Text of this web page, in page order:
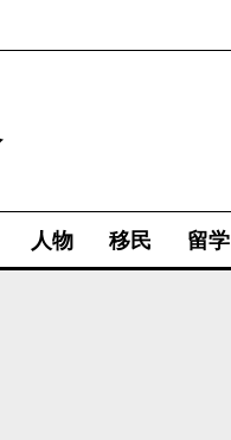
人物 移民 留学